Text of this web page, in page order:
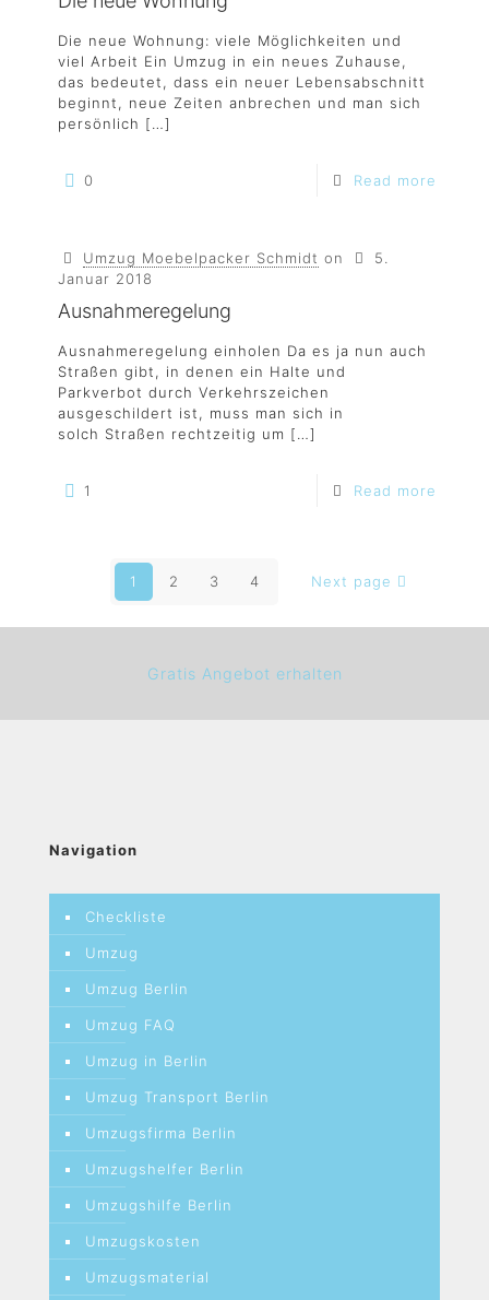
Die neue Wohnung: viele Möglichkeiten und
viel Arbeit Ein Umzug in ein neues Zuhause,
das bedeutet, dass ein neuer Lebensabschnitt
beginnt, neue Zeiten anbrechen und man sich
persönlich […]
0 Read more
Umzug Moebelpacker Schmidt on
5.
Januar 2018
Ausnahmeregelung
Ausnahmeregelung einholen Da es ja nun auch
Straßen gibt, in denen ein Halte und
Parkverbot durch Verkehrszeichen
ausgeschildert ist, muss man sich in
solch Straßen rechtzeitig um […]
1 Read more
1 2 3 4 Next page
Gratis Angebot erhalten
Navigation
Checkliste
Umzug
Umzug Berlin
Umzug FAQ
Umzug in Berlin
Umzug Transport Berlin
Umzugsfirma Berlin
Umzugshelfer Berlin
Umzugshilfe Berlin
Umzugskosten
Umzugsmaterial